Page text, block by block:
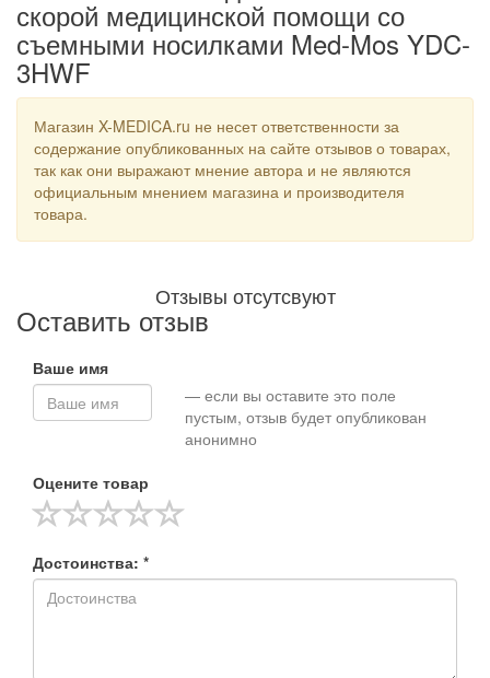
скорой медицинской помощи со
съемными носилками Med-Mos YDC-
3HWF
Магазин X-MEDICA.ru не несет ответственности за
содержание опубликованных на сайте отзывов о товарах,
так как они выражают мнение автора и не являются
официальным мнением магазина и производителя
товара.
Отзывы отсутсвуют
Оставить отзыв
Ваше имя
— если вы оставите это поле
пустым, отзыв будет опубликован
анонимно
Оцените товар
Достоинства: *